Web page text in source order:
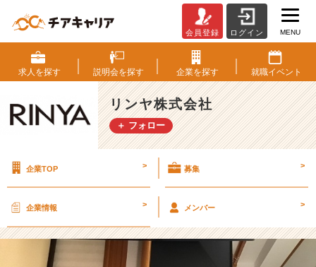
ん
お
ふ
と
切
り
ち
と
む！
会員登録 ログイン MENU
求人を探す 説明会を探す 企業を探す 就職イベント
リンヤ株式会社
＋ フォロー
企業TOP > 募集 >
企業情報 > メンバー >